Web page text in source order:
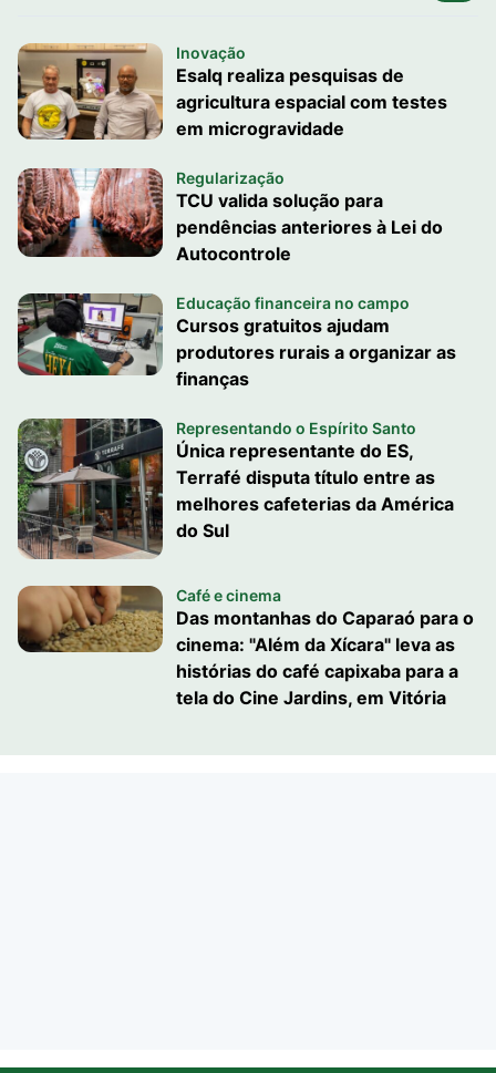
Inovação
Esalq realiza pesquisas de
agricultura espacial com testes
em microgravidade
Regularização
TCU valida solução para
pendências anteriores à Lei do
Autocontrole
Educação financeira no campo
Cursos gratuitos ajudam
produtores rurais a organizar as
finanças
Representando o Espírito Santo
Única representante do ES,
Terrafé disputa título entre as
melhores cafeterias da América
do Sul
Café e cinema
Das montanhas do Caparaó para o
cinema: "Além da Xícara" leva as
histórias do café capixaba para a
tela do Cine Jardins, em Vitória